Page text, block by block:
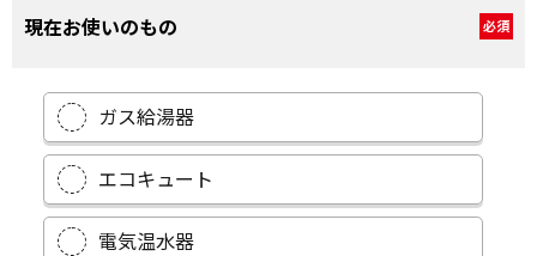
現在お使いのもの 必須
ガス給湯器
エコキュート
電気温水器